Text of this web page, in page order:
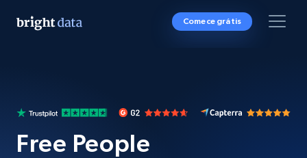
Comece grátis
Free People